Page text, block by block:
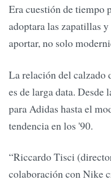
Era cuestión de tiempo
adoptara las zapatillas
aportar, no solo
La relación del calzado
es de larga data. Desde
para Adidas hasta el
tendencia en los '90.
“Riccardo Tisci
colaboración con Nike